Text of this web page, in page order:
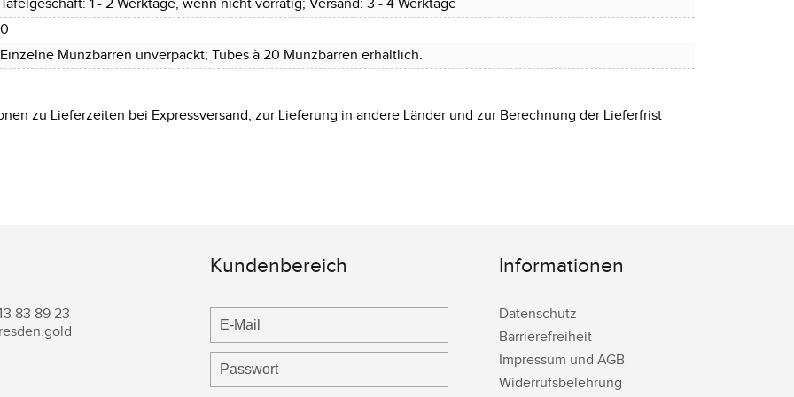
Tafelgeschäft: 1 - 2 Werktage, wenn nicht vorrätig; Versand: 3 - 4 Werktage
0
Einzelne Münzbarren unverpackt; Tubes à 20 Münzbarren erhältlich.
zu Lieferzeiten bei Expressversand, zur Lieferung in andere Länder und zur Berechnung der Lieferfrist
83 89 23
Kundenbereich Informationen
Datenschutz
Barrierefreiheit
Impressum und AGB
Widerrufsbelehrung